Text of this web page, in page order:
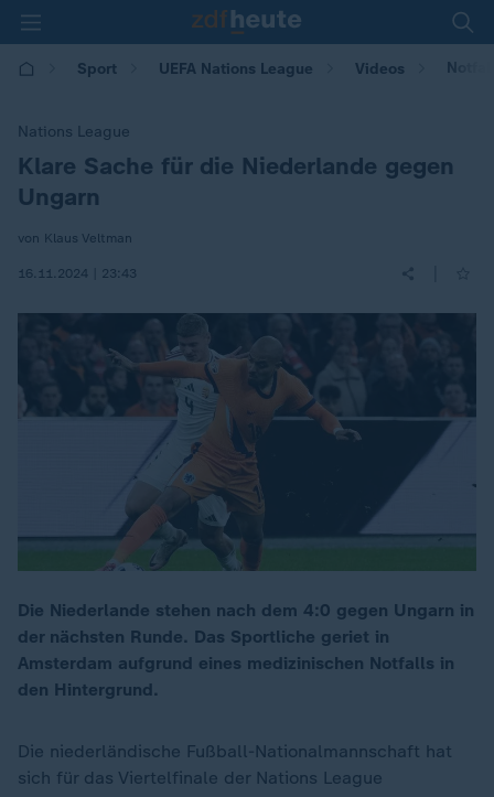
Sport UEFA Nations League Videos
Nations League
:Klare Sache für die Niederlande gegen
Ungarn
von Klaus Veltman
16.11.2024 | 23:43
Die Niederlande stehen nach dem 4:0 gegen Ungarn in
der nächsten Runde. Das Sportliche geriet in
Amsterdam aufgrund eines medizinischen Notfalls in
den Hintergrund.
Die niederländische Fußball-Nationalmannschaft hat
sich für das Viertelfinale der Nations League